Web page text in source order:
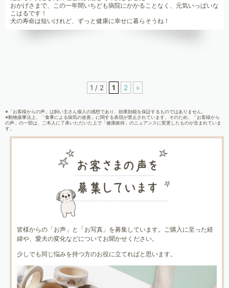
おかげさまで、この一年間いちども病院にかかることなく、元気いっぱいな
こはるです！
犬の寿命は短いけれど、ずっと健康に幸せに暮らそうね！
1 / 2 1 2 »
※「お客様からの声」は飼い主さん個人の感想であり、効果効能を保証するものではありません。
※動物薬事法上、「食事による病気の改善」に関する表現が禁止されています。そのため、「お客様から
の声」の一部は、ご本人に了承いただいた上で「健康維持」のニュアンスに変更したものが含まれていま
す。
皆様からの「お声」と「お写真」を募集しています。ご購入に至った経
緯や、愛犬の変化などについてお聞かせください。
少しでも同じ悩みを持つ方のお役に立てればと思います。